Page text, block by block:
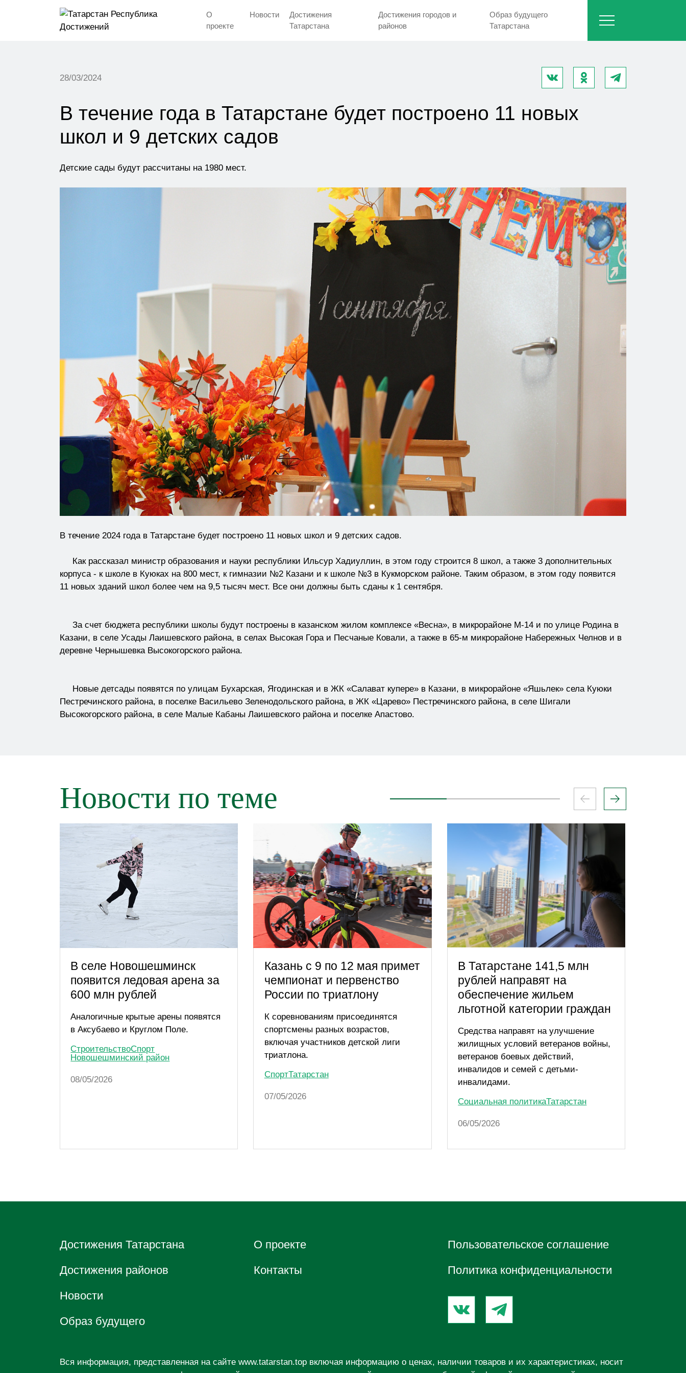
О
проектe
Новости
Достижения
Татарстана
Достижения городов и
районов
Образ будущего
Татарстана
28/03/2024
В течение года в Татарстане будет построено 11 новых
школ и 9 детских садов
Детские сады будут рассчитаны на 1980 мест.
В течение 2024 года в Татарстане будет построено 11 новых школ и 9 детских садов.
Как рассказал министр образования и науки республики Ильсур Хадиуллин, в этом году строится 8 школ, а также 3 дополнительных
корпуса - к школе в Куюках на 800 мест, к гимназии №2 Казани и к школе №3 в Кукморском районе. Таким образом, в этом году появится
11 новых зданий школ более чем на 9,5 тысяч мест. Все они должны быть сданы к 1 сентября.
За счет бюджета республики школы будут построены в казанском жилом комплексе «Весна», в микрорайоне М-14 и по улице Родина в
Казани, в селе Усады Лаишевского района, в селах Высокая Гора и Песчаные Ковали, а также в 65-м микрорайоне Набережных Челнов и в
деревне Чернышевка Высокогорского района.
Новые детсады появятся по улицам Бухарская, Ягодинская и в ЖК «Салават купере» в Казани, в микрорайоне «Яшьлек» села Куюки
Пестречинского района, в поселке Васильево Зеленодольского района, в ЖК «Царево» Пестречинского района, в селе Шигали
Высокогорского района, в селе Малые Кабаны Лаишевского района и поселке Апастово.
Новости по теме
В селе Новошешминск
появится ледовая арена за
600 млн рублей
Аналогичные крытые арены появятся
в Аксубаево и Круглом Поле.
СтроительствоСпорт
Новошешминский район
08/05/2026
Казань с 9 по 12 мая примет
чемпионат и первенство
России по триатлону
К соревнованиям присоединятся
спортсмены разных возрастов,
включая участников детской лиги
триатлона.
СпортТатарстан
07/05/2026
В Татарстане 141,5 млн
рублей направят на
обеспечение жильем
льготной категории граждан
Средства направят на улучшение
жилищных условий ветеранов войны,
ветеранов боевых действий,
инвалидов и семей с детьми-
инвалидами.
Социальная политикаТатарстан
06/05/2026
Достижения Татарстана
Достижения районов
Новости
Образ будущего
О проектe
Контакты
Пользовательское соглашение
Политика конфиденциальности
Вся информация, представленная на сайте www.tatarstan.top включая информацию о ценах, наличии товаров и их характеристиках, носит